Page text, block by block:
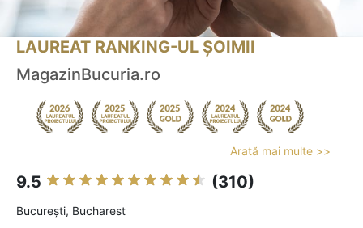
LAUREAT RANKING-UL ȘOIMII
MagazinBucuria.ro
Arată mai multe >>
9.5 (310)
Bucureşti, Bucharest